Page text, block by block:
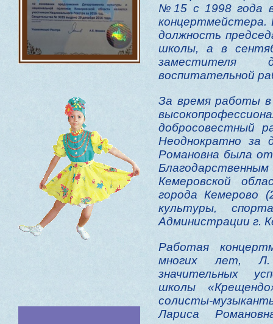
№15 с 1998 года
концертмейстера.
должность
школы, а в
заместителя
воспитательной
За время работы
добросовестный
Неоднократно за
Романовна была
Кемеровской
города Кемерово
культуры,
Администрации г.
Работая
многих лет, Л.
значительных
школы
солисты-
Лариса